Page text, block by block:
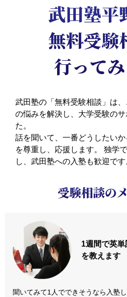
武田塾平
無料受験
行って
武田塾の「無料受験相談」は
の悩みを解決し、大学受験の
た。
話を聞いて、一番どうしたい
を尊重し、応援します。
独学
し、武田塾への入塾も歓迎です
受験相談の
1週間で英単
を教えます
聞いてみて1人でできそうなら入塾